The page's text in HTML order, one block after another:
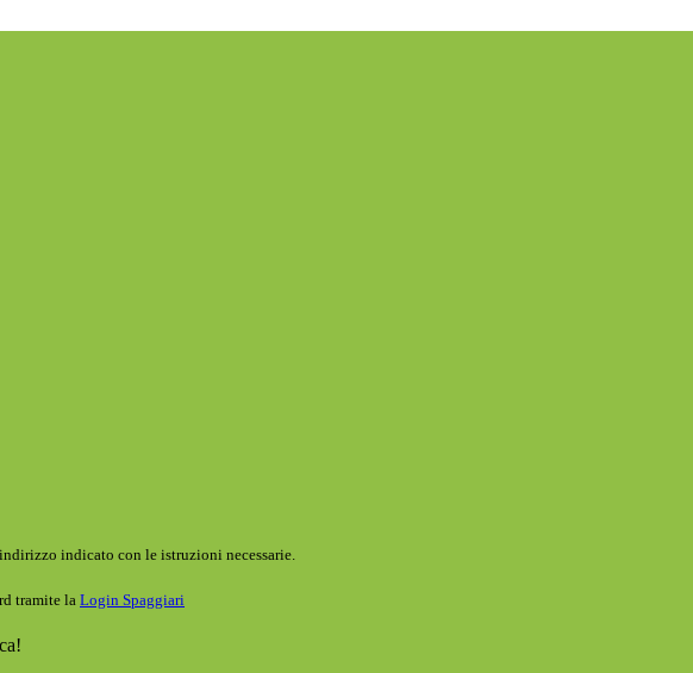
indicato con le istruzioni necessarie.
tramite la Login Spaggiari